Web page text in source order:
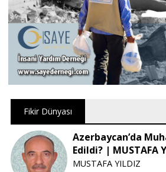
Fikir Dünyası
Azerbaycan’da
Edildi? | MUSTAFA
MUSTAFA YILDIZ